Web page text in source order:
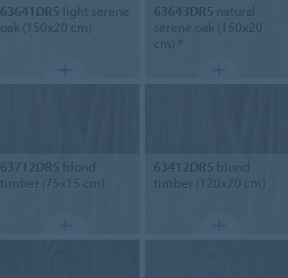
63641DR5 light serene
oak (150x20 cm)
63643DR5 natural
serene oak (150x20
cm) *
63712DR5 blond
timber (75x15 cm)
63412DR5 blond
timber (120x20 cm)